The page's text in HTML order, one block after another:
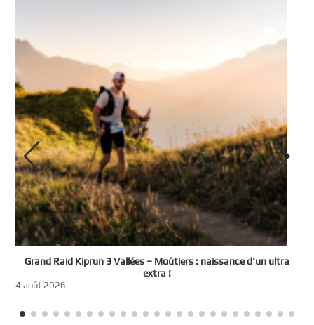
Grand Raid Kiprun 3 Vallées – Moûtiers : naissance d’un ultra
extra !
4 août 2026